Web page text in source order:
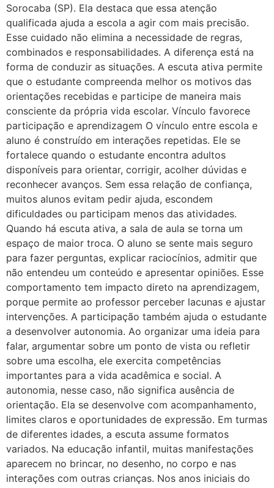
Sorocaba (SP). Ela destaca que essa atenção
qualificada ajuda a escola a agir com mais precisão.
Esse cuidado não elimina a necessidade de regras,
combinados e responsabilidades. A diferença está na
forma de conduzir as situações. A escuta ativa permite
que o estudante compreenda melhor os motivos das
orientações recebidas e participe de maneira mais
consciente da própria vida escolar. Vínculo favorece
participação e aprendizagem O vínculo entre escola e
aluno é construído em interações repetidas. Ele se
fortalece quando o estudante encontra adultos
disponíveis para orientar, corrigir, acolher dúvidas e
reconhecer avanços. Sem essa relação de confiança,
muitos alunos evitam pedir ajuda, escondem
dificuldades ou participam menos das atividades.
Quando há escuta ativa, a sala de aula se torna um
espaço de maior troca. O aluno se sente mais seguro
para fazer perguntas, explicar raciocínios, admitir que
não entendeu um conteúdo e apresentar opiniões. Esse
comportamento tem impacto direto na aprendizagem,
porque permite ao professor perceber lacunas e ajustar
intervenções. A participação também ajuda o estudante
a desenvolver autonomia. Ao organizar uma ideia para
falar, argumentar sobre um ponto de vista ou refletir
sobre uma escolha, ele exercita competências
importantes para a vida acadêmica e social. A
autonomia, nesse caso, não significa ausência de
orientação. Ela se desenvolve com acompanhamento,
limites claros e oportunidades de expressão. Em turmas
de diferentes idades, a escuta assume formatos
variados. Na educação infantil, muitas manifestações
aparecem no brincar, no desenho, no corpo e nas
interações com outras crianças. Nos anos iniciais do